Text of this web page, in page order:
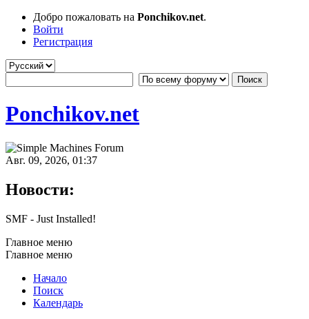
Добро пожаловать на Ponchikov.net.
Войти
Регистрация
Ponchikov.net
Авг. 09, 2026, 01:37
Новости:
SMF - Just Installed!
Главное меню
Главное меню
Начало
Поиск
Календарь